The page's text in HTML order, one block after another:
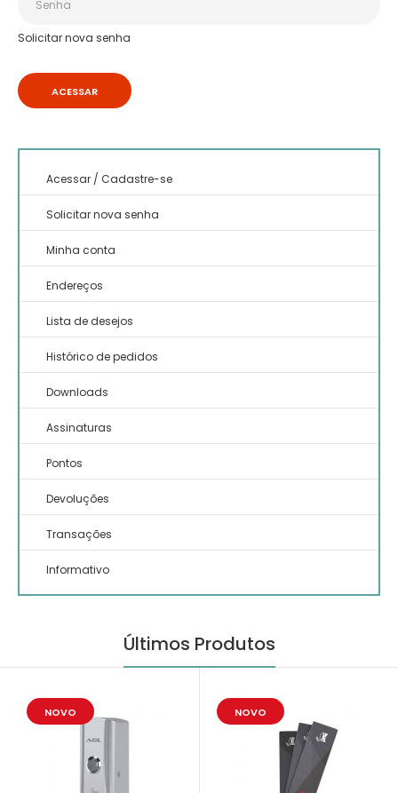
Solicitar nova senha
Acessar / Cadastre-se
Solicitar nova senha
Minha conta
Endereços
Lista de desejos
Histórico de pedidos
Downloads
Assinaturas
Pontos
Devoluções
Transações
Informativo
Últimos Produtos
NOVO NOVO